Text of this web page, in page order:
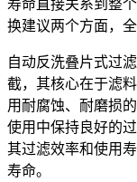
寿命直接关系到整
换建议两个方面，
自动反洗叠片式过
截，其核心在于滤
用耐腐蚀、耐磨损
使用中保持良好的
其过滤效率和使用
寿命。